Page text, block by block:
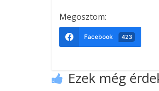
Megosztom:
Facebook 423
Ezek még